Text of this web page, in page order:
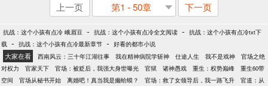
上一页 第1 - 50章 下一页
抗战：这个小孩有点冷 峨眉豆 - 抗战：这个小孩有点冷全文阅读 - 抗战：这个小孩有点冷txt下
载 - 抗战：这个小孩有点冷最新章节 - 好看的都市小说
大家在看 西南风云：三十年江湖往事 我在精神病院学斩神 仕途人生 我不是戏神
官场之绝
对权力
官家天下 官场：被贬后，我强大身世曝光 官狱 诸神愚戏 重生：权势巅峰
重生60带
空间
官场从秘书开始 离婚吧！真当我是癞蛤蟆？ 官场：救了女领导后，我一路飞升
官道：从